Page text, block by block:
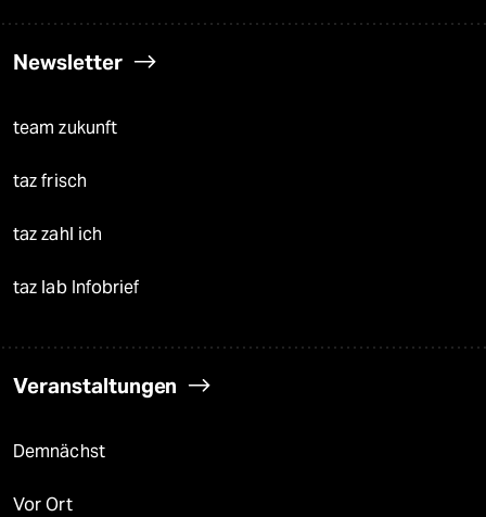
Newsletter
team zukunft
taz frisch
taz zahl ich
taz lab Infobrief
Veranstaltungen
Demnächst
Vor Ort